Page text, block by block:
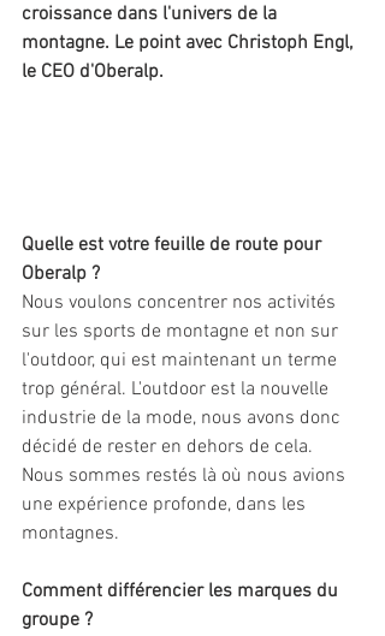
croissance dans l'univers de la
montagne. Le point avec Christoph Engl,
le CEO d'Oberalp.
Quelle est votre feuille de route pour
Oberalp ?
Nous voulons concentrer nos activités
sur les sports de montagne et non sur
l'outdoor, qui est maintenant un terme
trop général. L'outdoor est la nouvelle
industrie de la mode, nous avons donc
décidé de rester en dehors de cela.
Nous sommes restés là où nous avions
une expérience profonde, dans les
montagnes.
Comment différencier les marques du
groupe ?